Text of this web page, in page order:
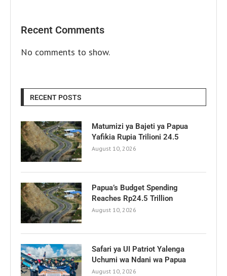
Recent Comments
No comments to show.
RECENT POSTS
Matumizi ya Bajeti ya Papua
Yafikia Rupia Trilioni 24.5
August 10, 2026
Papua’s Budget Spending
Reaches Rp24.5 Trillion
August 10, 2026
Safari ya UI Patriot Yalenga
Uchumi wa Ndani wa Papua
August 10, 2026